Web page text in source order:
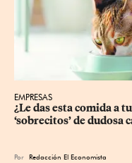
EMPRESAS
¿Le das esta comida a
‘sobrecitos’ de dudosa
Por Redacción El Economista